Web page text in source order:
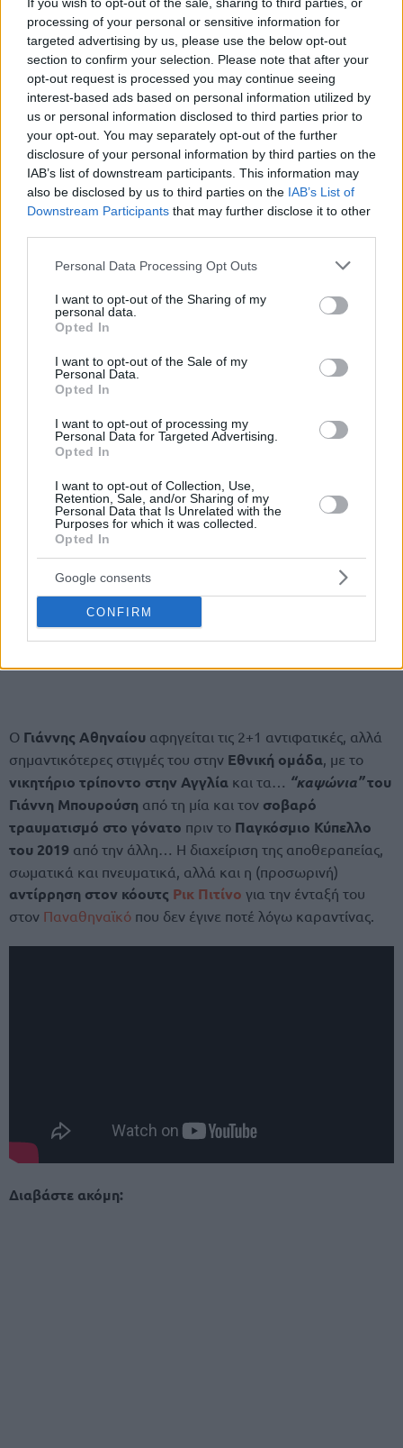
processing of your personal or sensitive information for
targeted advertising by us, please use the below opt-out
section to confirm your selection. Please note that after your
opt-out request is processed you may continue seeing
interest-based ads based on personal information utilized by
us or personal information disclosed to third parties prior to
your opt-out. You may separately opt-out of the further
disclosure of your personal information by third parties on the
IAB’s list of downstream participants. This information may
also be disclosed by us to third parties on the IAB’s List of
Downstream Participants that may further disclose it to other
Please note that this website/app uses one or more Google
not limited to your visit or usage behaviour. You may click to
grant or deny consent to Google and its third-party tags to
use your data for below specified purposes in below Google
consent section.
Personal Data Processing Opt Outs
I want to opt-out of the Sharing of my
personal data.
Opted In
I want to opt-out of the Sale of my
Personal Data.
Opted In
I want to opt-out of processing my
Personal Data for Targeted Advertising.
Opted In
I want to opt-out of Collection, Use,
Retention, Sale, and/or Sharing of my
Personal Data that Is Unrelated with the
Purposes for which it was collected.
Opted In
Google consents
CONFIRM
Ολυμπιακόπλάι στονΒασίλη Σπανούλη, του οποίου η
επιβλητική παρουσία στα αποδυτήρια… έκλεινε τις
μουσικές(!), αλλά και η πρώην παίκτρια θεία του που τον
μύησε στην “πορτοκαλί θεά”.
Ο Γιάννης Αθηναίου αφηγείται τις 2+1 αντιφατικές, αλλά
σημαντικότερες στιγμές του στην Εθνική ομάδα, με το
νικητήριο τρίποντο στην Αγγλία και τα… “καψώνια”του
Γιάννη Μπουρούση από τη μία και τον σοβαρό
τραυματισμό στο γόνατο πριν το Παγκόσμιο Κύπελλο
του 2019 από την άλλη… Η διαχείριση της αποθεραπείας,
σωματικά και πνευματικά, αλλά και η (προσωρινή)
αντίρρηση στον κόουτς Ρικ Πιτίνο για την ένταξή του
στον Παναθηναϊκό που δεν έγινε ποτέ λόγω καραντίνας.
Διαβάστε ακόμη: